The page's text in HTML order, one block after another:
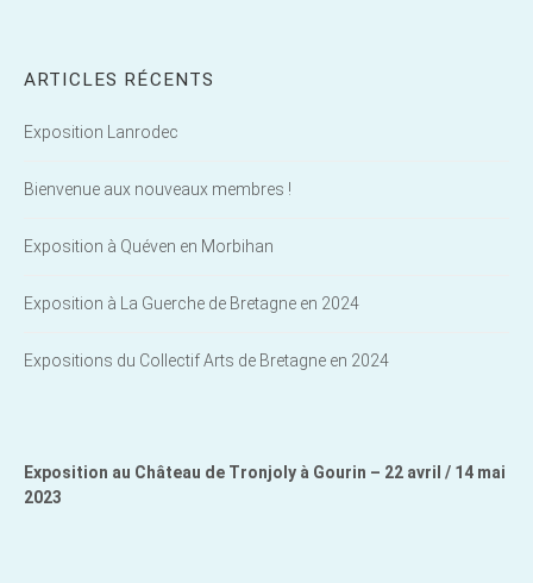
ARTICLES RÉCENTS
Exposition Lanrodec
Bienvenue aux nouveaux membres !
Exposition à Quéven en Morbihan
Exposition à La Guerche de Bretagne en 2024
Expositions du Collectif Arts de Bretagne en 2024
Exposition au Château de Tronjoly à Gourin – 22 avril / 14 mai
2023